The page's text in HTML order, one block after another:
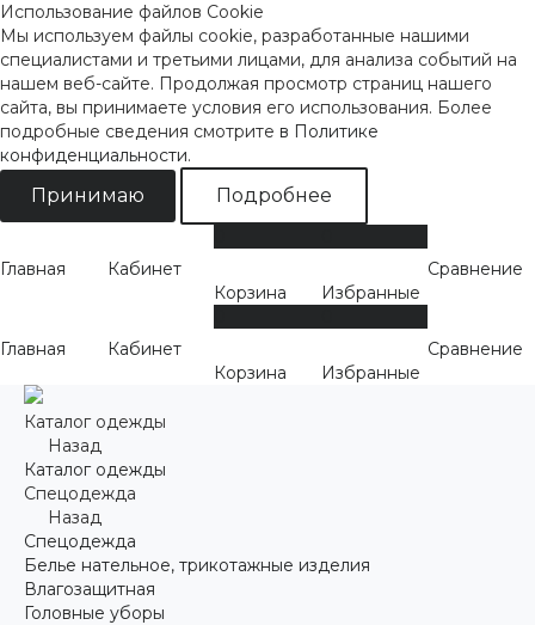
Использование файлов Cookie
Мы используем файлы cookie, разработанные нашими
специалистами и третьими лицами, для анализа событий на
нашем веб-сайте. Продолжая просмотр страниц нашего
сайта, вы принимаете условия его использования. Более
подробные сведения смотрите в Политике
конфиденциальности.
Принимаю Подробнее
Главная Кабинет
Корзина Избранные
Сравнение
Главная Кабинет
Корзина Избранные
Сравнение
Каталог одежды
Назад
Каталог одежды
Спецодежда
Назад
Спецодежда
Белье нательное, трикотажные изделия
Влагозащитная
Головные уборы